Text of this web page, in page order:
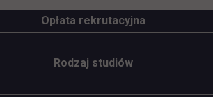
Opłata rekrutacyjna
Rodzaj studiów